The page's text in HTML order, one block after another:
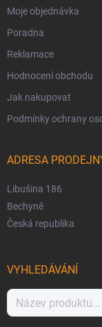
Moje objednávka
Poradna
Reklamace
Hodnocení obchodu
Jak nakupovat
Podmínky ochrany
ADRESA
Libušina 186
Bechyně
Česká republika
VYHLEDÁVÁNÍ